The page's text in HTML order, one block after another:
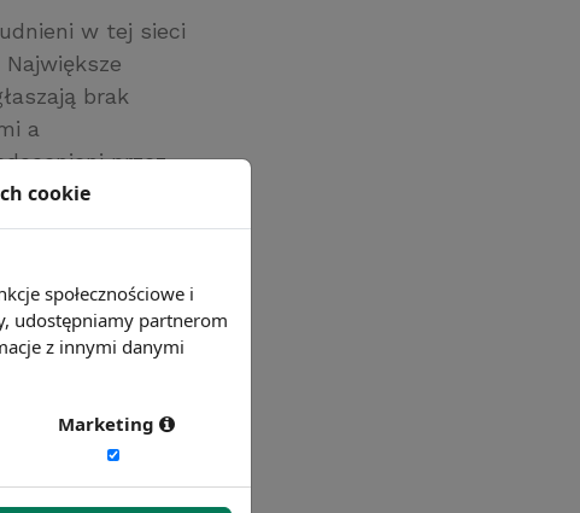
w tej sieci
brak
a
przez
cookie
społecznościowe i
udostępniamy partnerom
z innymi danymi
Marketing